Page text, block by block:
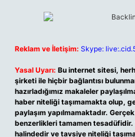
Reklam ve İletişim: Skype:
Yasal Uyarı: Bu internet sitesi,
şirketi ile hiçbir bağlantısı
hazırladığımız makaleler
haber niteliği taşımamakta olup,
paylaşım yapılmamaktadır.
benzerlikleri tamamen
halindedir ve tavsiye niteliği